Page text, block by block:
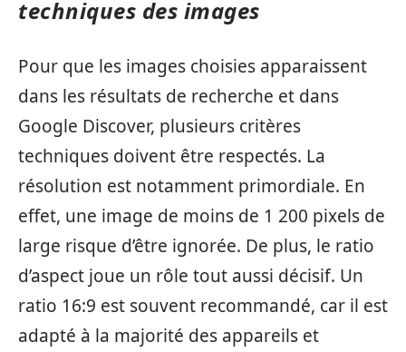
techniques des images
Pour que les images choisies apparaissent
dans les résultats de recherche et dans
Google Discover, plusieurs critères
techniques doivent être respectés. La
résolution est notamment primordiale. En
effet, une image de moins de 1 200 pixels de
large risque d’être ignorée. De plus, le ratio
d’aspect joue un rôle tout aussi décisif. Un
ratio 16:9 est souvent recommandé, car il est
adapté à la majorité des appareils et